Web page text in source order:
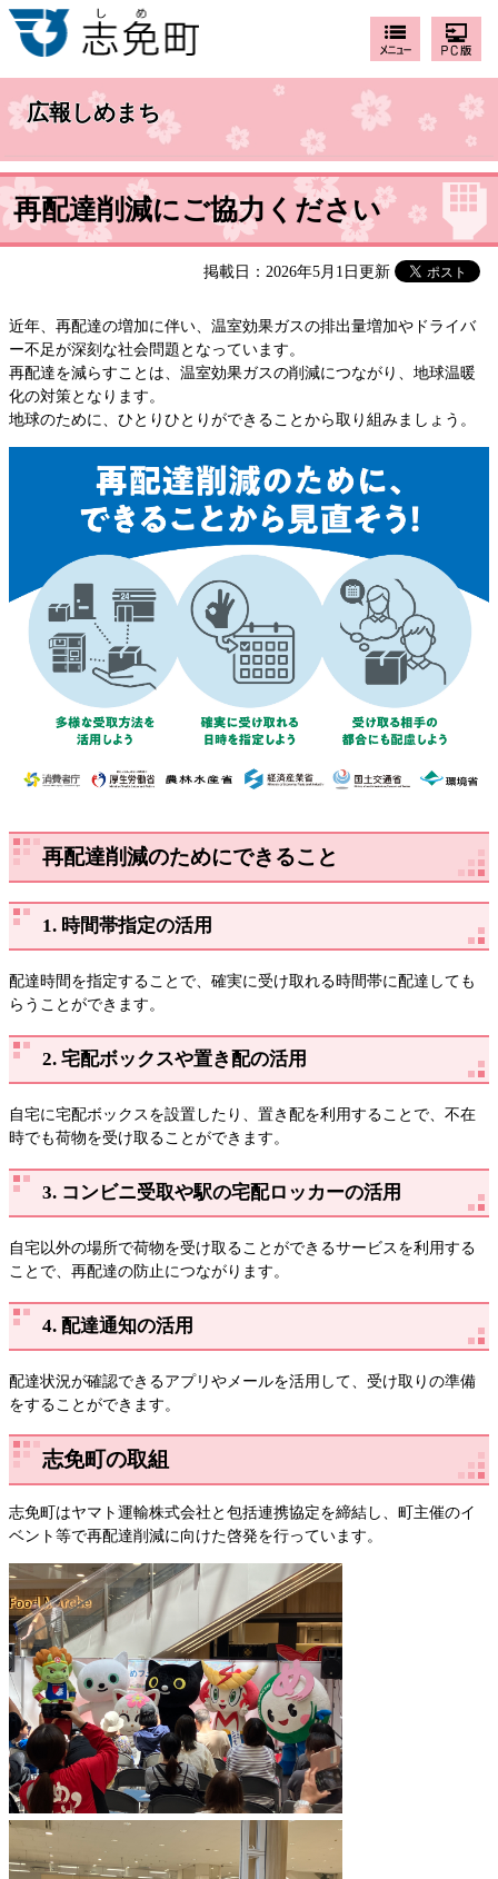
広報しめまち
再配達削減にご協力ください
掲載日：2026年5月1日更新
近年、再配達の増加に伴い、温室効果ガスの排出量増加やドライバ
ー不足が深刻な社会問題となっています。
再配達を減らすことは、温室効果ガスの削減につながり、地球温暖
化の対策となります。
地球のために、ひとりひとりができることから取り組みましょう。
再配達削減のためにできること
1. 時間帯指定の活用
配達時間を指定することで、確実に受け取れる時間帯に配達しても
らうことができます。
2. 宅配ボックスや置き配の活用
自宅に宅配ボックスを設置したり、置き配を利用することで、不在
時でも荷物を受け取ることができます。
3. コンビニ受取や駅の宅配ロッカーの活用
自宅以外の場所で荷物を受け取ることができるサービスを利用する
ことで、再配達の防止につながります。
4. 配達通知の活用
配達状況が確認できるアプリやメールを活用して、受け取りの準備
をすることができます。
志免町の取組
志免町はヤマト運輸株式会社と包括連携協定を締結し、町主催のイ
ベント等で再配達削減に向けた啓発を行っています。